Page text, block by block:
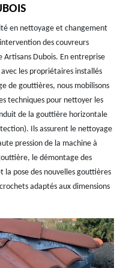
en nettoyage et changement
des couvreurs
Dubois. En entreprise
les propriétaires installés
de gouttières, nous mobilisons
techniques pour nettoyer les
de la gouttière horizontale
Ils assurent le nettoyage
pression de la machine à
le démontage des
la pose des nouvelles gouttières
adaptés aux dimensions